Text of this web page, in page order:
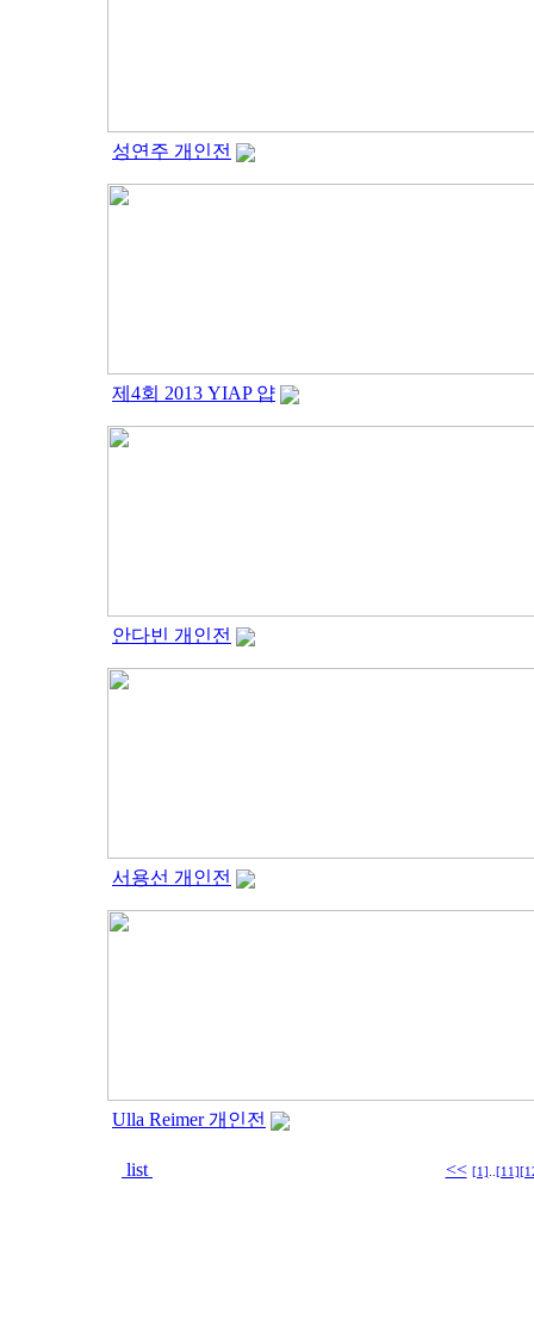
성연주 개인전
제4회 2013 YIAP 얍
안다빈 개인전
서용선 개인전
Ulla Reimer 개인전
list << [1] [11]